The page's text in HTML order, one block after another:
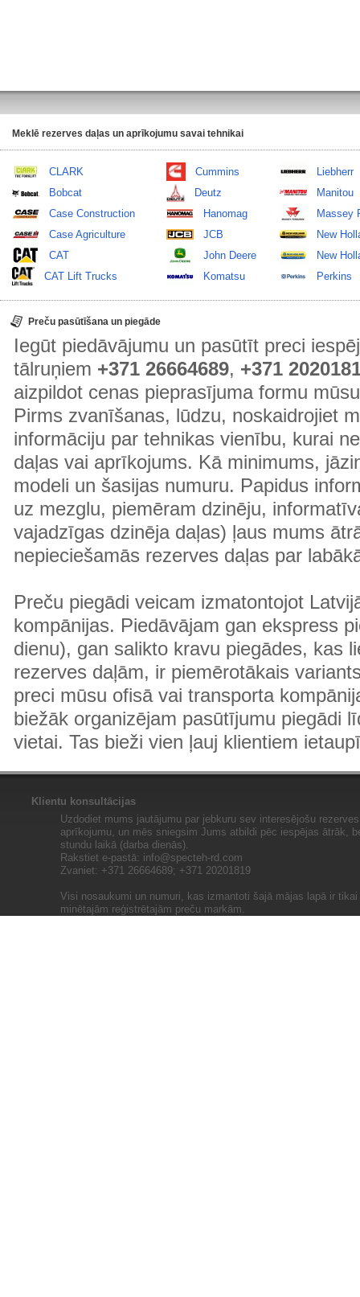
Meklē rezerves daļas un aprīkojumu savai tehnikai
CLARK
Bobcat
Case Construction
Case Agriculture
CAT
CAT Lift Trucks
Cummins
Deutz
Hanomag
JCB
John Deere
Komatsu
Liebherr
Manitou
Massey
New
New
Perkins
Preču pasūtīšana un piegāde
Iegūt piedāvājumu un pasūtīt preci
tālruņiem +371 26664689, +371
aizpildot cenas pieprasījuma formu
Pirms zvanīšanas, lūdzu, noskaidrojiet
informāciju par tehnikas vienību, kurai
daļas vai aprīkojums. Kā minimums,
modeli un šasijas numuru. Papidus
uz mezglu, piemēram dzinēju,
vajadzīgas dzinēja daļas) ļaus mums
nepieciešamās rezerves daļas par
Preču piegādi veicam izmatontojot
kompānijas. Piedāvājam gan ekspress
dienu), gan salikto kravu piegādes, kas
rezerves daļām, ir piemērotākais
preci mūsu ofisā vai transporta
biežāk organizējam pasūtījumu piegādi
vietai. Tas bieži vien ļauj klientiem
Klientu konsultācijas
Uzdodiet mums jautājumu par jebkuru sev interesējošu
aprīkojumu, un mēs sniegsim Jums atbildi pēc iespējas ātrāk,
stundu laikā (darba dienās).
Rakstiet e-pastā: info@specteh-rd.com
Zvaniet: +371 26664689; +371 20201819
Visi nosaukumi un numuri, kas izmantoti šajā mājas lapā ir
minētajām reģistrētajām preču markām.